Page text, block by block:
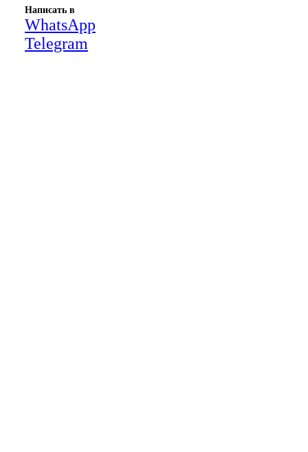
Написать в
WhatsApp
Telegram